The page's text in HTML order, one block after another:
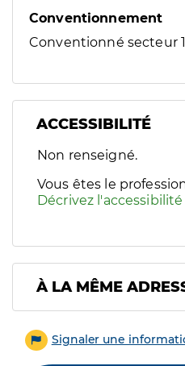
Conventionnement
Conventionné secteur 1
ACCESSIBILITÉ
Filtres
Sélectionnez un ou
Non renseigné.
Vous êtes le
Décrivez
À LA MÊME
Signaler une